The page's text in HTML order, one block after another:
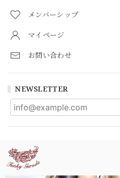
メンバーシップ
マイページ
お問い合わせ
NEWSLETTER